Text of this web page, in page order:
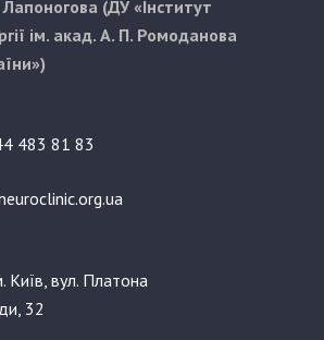
(ДУ «Інститут
ім. акад. А. П. Ромоданова
483 81 83
Київ, вул. Платона
32